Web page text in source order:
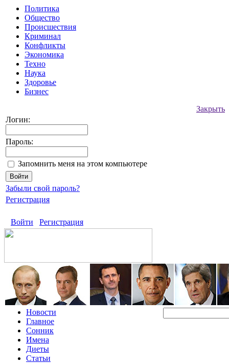
Политика
Общество
Происшествия
Криминал
Конфликты
Экономика
Техно
Наука
Здоровье
Бизнес
Закрыть
Логин:
Пароль:
Запомнить меня на этом компьютере
Забыли свой пароль?
Регистрация
Войти Регистрация
Новости
Главное
Сонник
Имена
Диеты
Статьи